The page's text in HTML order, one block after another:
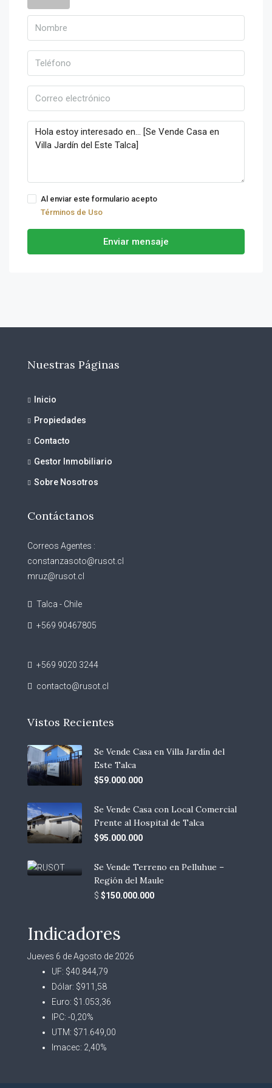
Al enviar este formulario acepto
Términos de Uso
Enviar mensaje
Nuestras Páginas
Inicio
Propiedades
Contacto
Gestor Inmobiliario
Sobre Nosotros
Contáctanos
Correos Agentes :
constanzasoto@rusot.cl
mruz@rusot.cl
Talca - Chile
+569 90467805
+569 9020 3244
contacto@rusot.cl
Vistos Recientes
Se Vende Casa en Villa Jardín del
Este Talca
$59.000.000
Se Vende Casa con Local Comercial
Frente al Hospital de Talca
$95.000.000
Se Vende Terreno en Pelluhue –
Región del Maule
$ $150.000.000
Indicadores
Jueves 6 de Agosto de 2026
UF: $40.844,79
Dólar: $911,58
Euro: $1.053,36
IPC: -0,20%
UTM: $71.649,00
Imacec: 2,40%